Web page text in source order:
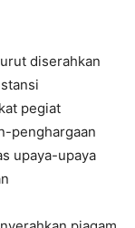
diserahkan
pegiat
penghargaan
upaya-upaya